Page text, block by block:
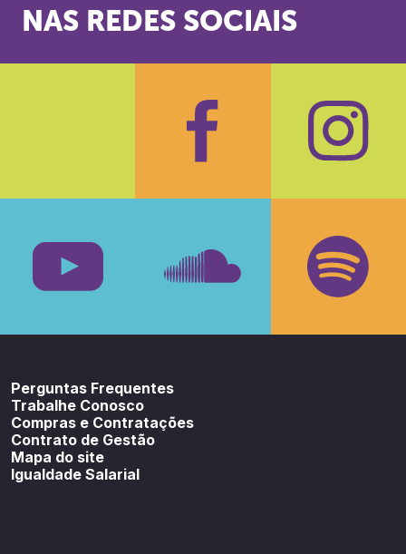
NAS REDES SOCIAIS
Facebook
Perguntas Frequentes
Trabalhe Conosco
Compras e Contratações
Contrato de Gestão
Mapa do site
Igualdade Salarial